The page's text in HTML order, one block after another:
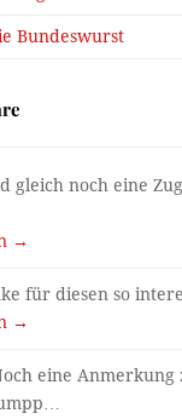
Bundeswurst
gleich noch eine
→
für diesen so
→
eine Anmerkung